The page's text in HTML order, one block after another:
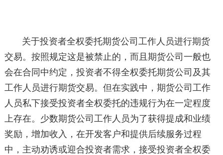
关于投资者全权委托期货公司工作人员进行期货
交易。按照规定这是被禁止的，而且期货公司一般也
会在合同中约定，投资者不得全权委托期货公司及其
工作人员进行期货交易。但在实践中，期货公司工作
人员私下接受投资者全权委托的违规行为在一定程度
上存在。少数期货公司工作人员为了获得提成和业绩
奖励，增加收入，在开发客户和提供后续服务过程
中，主动劝诱或迎合投资者需求，接受投资者全权委